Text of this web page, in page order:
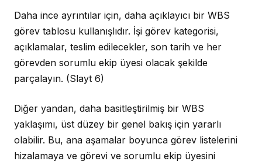
Daha ince ayrıntılar için, daha açıklayıcı bir WBS
görev tablosu kullanışlıdır. İşi görev kategorisi,
açıklamalar, teslim edilecekler, son tarih ve her
görevden sorumlu ekip üyesi olacak şekilde
parçalayın. (Slayt 6)
Diğer yandan, daha basitleştirilmiş bir WBS
yaklaşımı, üst düzey bir genel bakış için yararlı
olabilir. Bu, ana aşamalar boyunca görev listelerini
hizalamaya ve görevi ve sorumlu ekip üyesini